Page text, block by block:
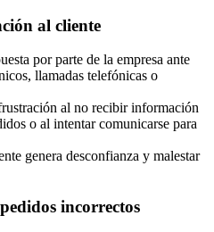
al cliente
por parte de la empresa ante
llamadas telefónicas o
al no recibir información
o al intentar comunicarse para
genera desconfianza y malestar
incorrectos